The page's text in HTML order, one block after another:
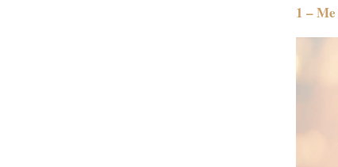
1 –